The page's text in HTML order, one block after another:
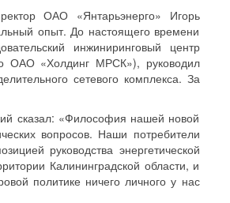
ОАО «Янтарьэнерго» Игорь
опыт. До настоящего времени
инжиниринговый центр
ОАО «Холдинг МРСК»), руководил
сетевого комплекса. За
сказал: «Философия нашей новой
вопросов. Наши потребители
руководства энергетической
Калининградской области, и
политике ничего личного у нас